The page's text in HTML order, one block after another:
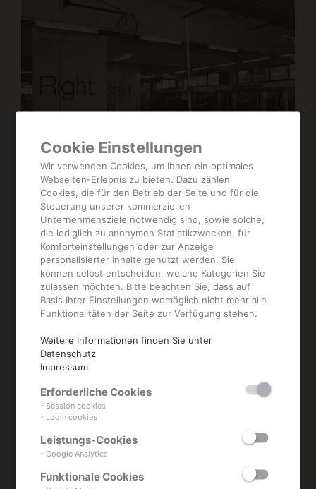
Cookie Einstellungen
Wir verwenden Cookies, um Ihnen ein optimales
Webseiten-Erlebnis zu bieten. Dazu zählen
Cookies, die für den Betrieb der Seite und für die
Steuerung unserer kommerziellen
Unternehmensziele notwendig sind, sowie solche,
die lediglich zu anonymen Statistikzwecken, für
Komforteinstellungen oder zur Anzeige
personalisierter Inhalte genutzt werden. Sie
können selbst entscheiden, welche Kategorien Sie
zulassen möchten. Bitte beachten Sie, dass auf
Basis Ihrer Einstellungen womöglich nicht mehr alle
Funktionalitäten der Seite zur Verfügung stehen.
Weitere Informationen finden Sie unter
Datenschutz
Impressum
Erforderliche Cookies
- Session cookies
- Login cookies
Leistungs-Cookies
- Google Analytics
Funktionale Cookies
MAPPEN
Schneeweiß
Weiß- und Lackdruck
FujiFilm UV-Inkjetdruck
Weiß- und Lackdruck sowie starre
Bedruckstoffe bis 1,2 cm
ROLL UP Lang-Bahn
Mappe Schneeweiß auf Bestellung